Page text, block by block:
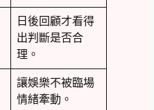
日後回顧才看得
出判斷是否合
理。
讓娛樂不被臨場
情緒牽動。